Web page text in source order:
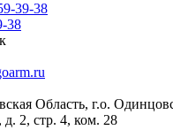
39-38
38
Область, г.о.
д. 2, стр. 4, ком. 28